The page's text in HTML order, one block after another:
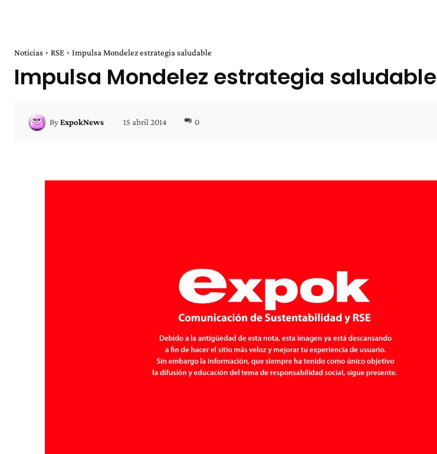
Noticias RSE Impulsa Mondelez estrategia saludable
Impulsa Mondelez estrategia saludable
ByExpokNews 15 abril 2014 0